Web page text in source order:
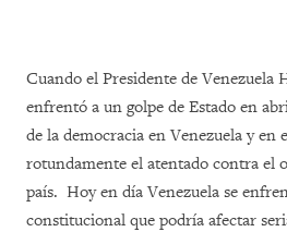
Cuando el Presidente de Venezuela
enfrentó a un golpe de Estado en
de la democracia en Venezuela y
rotundamente el atentado contra el
país. Hoy en día Venezuela se
constitucional que podría afectar